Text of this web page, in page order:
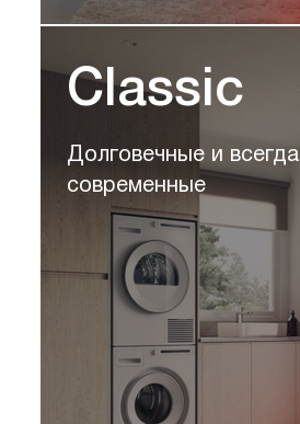
Classic
Долговечные и всегда
современные